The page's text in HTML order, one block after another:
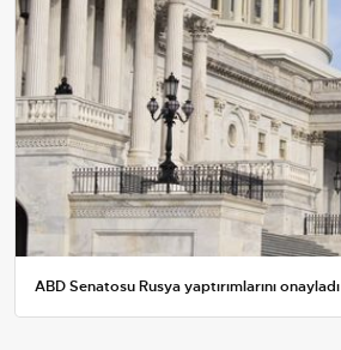
ABD Senatosu Rusya yaptırımlarını onayladı